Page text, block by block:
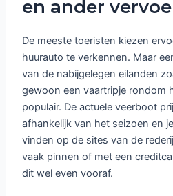
en ander
De meeste toeristen kiezen
huurauto te verkennen. Maar
van de nabijgelegen eilanden
gewoon een vaartripje rondom
populair. De actuele veerboot
afhankelijk van het seizoen en
vinden op de sites van de
vaak pinnen of met een
dit wel even vooraf.